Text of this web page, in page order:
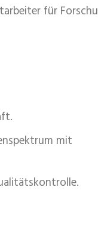
für
mit